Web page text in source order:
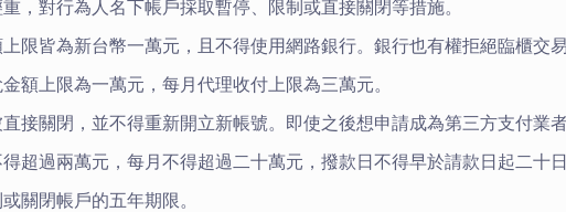
，對行為人名下帳戶採取暫停、限制或直接關閉等措施。
限皆為新台幣一萬元，且不得使用網路銀行。銀行也有權拒絕臨櫃交
額上限為一萬元，每月代理收付上限為三萬元。
接關閉，並不得重新開立新帳號。 即使之後想申請成為第三方支付業
超過兩萬元，每月不得超過二十萬元，撥款日不得早於請款日起二十日
關閉帳戶的五年期限。